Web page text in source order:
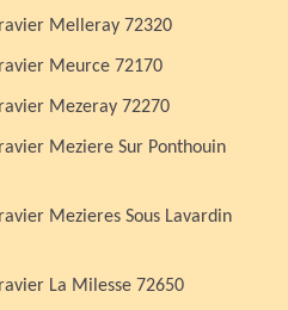
Melleray 72320
Meurce 72170
Mezeray 72270
Meziere Sur Ponthouin
Mezieres Sous Lavardin
La Milesse 72650